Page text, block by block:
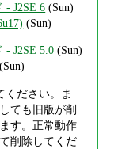
- J2SE 6 (Sun)
(Sun)
- J2SE 5.0 (Sun)
(Sun)
ください。ま
ても旧版が削
す。正常動作
削除してくだ